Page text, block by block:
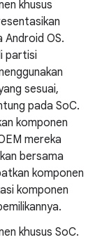
khusus
Android OS.
partisi
sesuai,
pada SoC.
komponen
mereka
bersama
komponen
komponen
khusus SoC.